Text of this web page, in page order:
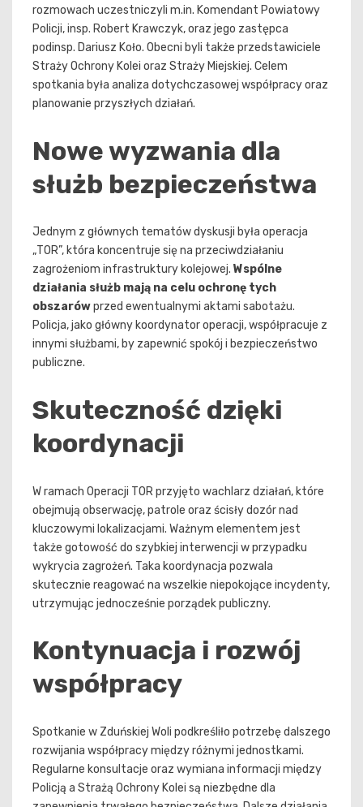
rozmowach uczestniczyli m.in. Komendant Powiatowy
Policji, insp. Robert Krawczyk, oraz jego zastępca
podinsp. Dariusz Koło. Obecni byli także przedstawiciele
Straży Ochrony Kolei oraz Straży Miejskiej. Celem
spotkania była analiza dotychczasowej współpracy oraz
planowanie przyszłych działań.
Nowe wyzwania dla
służb bezpieczeństwa
Jednym z głównych tematów dyskusji była operacja
„TOR”, która koncentruje się na przeciwdziałaniu
zagrożeniom infrastruktury kolejowej. Wspólne
działania służb mają na celu ochronę tych
obszarówprzed ewentualnymi aktami sabotażu.
Policja, jako główny koordynator operacji, współpracuje z
innymi służbami, by zapewnić spokój i bezpieczeństwo
publiczne.
Skuteczność dzięki
koordynacji
W ramach Operacji TOR przyjęto wachlarz działań, które
obejmują obserwację, patrole oraz ścisły dozór nad
kluczowymi lokalizacjami. Ważnym elementem jest
także gotowość do szybkiej interwencji w przypadku
wykrycia zagrożeń. Taka koordynacja pozwala
skutecznie reagować na wszelkie niepokojące incydenty,
utrzymując jednocześnie porządek publiczny.
Kontynuacja i rozwój
współpracy
Spotkanie w Zduńskiej Woli podkreśliło potrzebę dalszego
rozwijania współpracy między różnymi jednostkami.
Regularne konsultacje oraz wymiana informacji między
Policją a Strażą Ochrony Kolei są niezbędne dla